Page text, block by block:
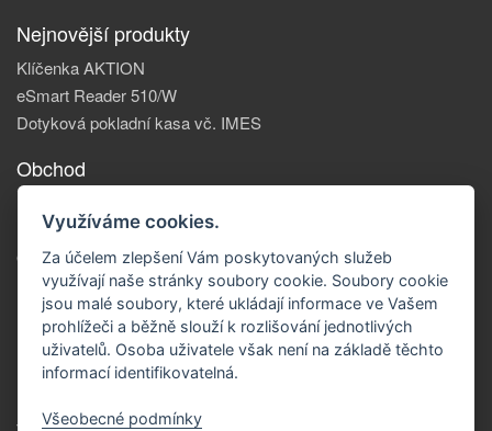
Nejnovější produkty
Klíčenka AKTION
eSmart Reader 510/W
Dotyková pokladní kasa vč. IMES
Obchod
Reklamace zboží
Obchodní podmínky
Doprava a platba
Kontakty
Kontakt
Město
Email: xx@xxx.cz
Využíváme cookies.
Za účelem zlepšení Vám poskytovaných služeb
využívají naše stránky soubory cookie. Soubory cookie
jsou malé soubory, které ukládají informace ve Vašem
prohlížeči a běžně slouží k rozlišování jednotlivých
uživatelů. Osoba uživatele však není na základě těchto
informací identifikovatelná.
Všeobecné podmínky